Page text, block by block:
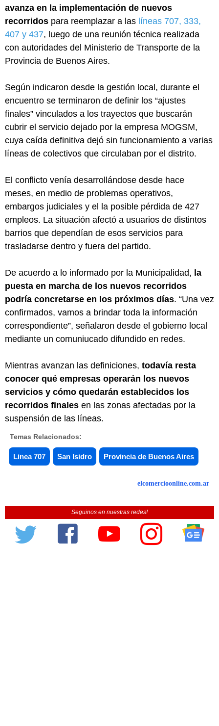
avanza en la implementación de nuevos
recorridos para reemplazar a las líneas 707, 333,
407 y 437, luego de una reunión técnica realizada
con autoridades del Ministerio de Transporte de la
Provincia de Buenos Aires.
Según indicaron desde la gestión local, durante el
encuentro se terminaron de definir los “ajustes
finales” vinculados a los trayectos que buscarán
cubrir el servicio dejado por la empresa MOGSM,
cuya caída definitiva dejó sin funcionamiento a varias
líneas de colectivos que circulaban por el distrito.
El conflicto venía desarrollándose desde hace
meses, en medio de problemas operativos,
embargos judiciales y el la posible pérdida de 427
empleos. La situación afectó a usuarios de distintos
barrios que dependían de esos servicios para
trasladarse dentro y fuera del partido.
De acuerdo a lo informado por la Municipalidad, la
puesta en marcha de los nuevos recorridos
podría concretarse en los próximos días. “Una vez
confirmados, vamos a brindar toda la información
correspondiente”, señalaron desde el gobierno local
mediante un comuniucado difundido en redes.
Mientras avanzan las definiciones, todavía resta
conocer qué empresas operarán los nuevos
servicios y cómo quedarán establecidos los
recorridos finales en las zonas afectadas por la
suspensión de las líneas.
Temas Relacionados:
Linea 707 San Isidro Provincia de Buenos Aires
elcomercioonline.com.ar
Seguinos en nuestras redes!